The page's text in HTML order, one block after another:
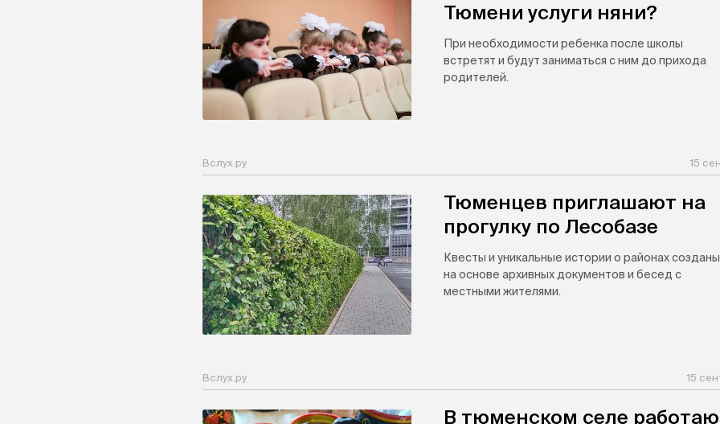
Тюмени услуги няни?
При необходимости ребенка после школы
встретят и будут заниматься с ним до прихода
родителей.
Вслух.ру 15
Тюменцев приглашают на
прогулку по Лесобазе
Квесты и уникальные истории о районах созданы
на основе архивных документов и бесед с
местными жителями.
Вслух.ру 15
В тюменском селе